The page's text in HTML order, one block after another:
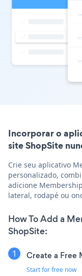
Incorporar o
site ShopSite
Crie seu aplicativo
personalizado,
adicione
lateral, rodapé ou
How To Add a
ShopSite:
Create a Free
Start for free now